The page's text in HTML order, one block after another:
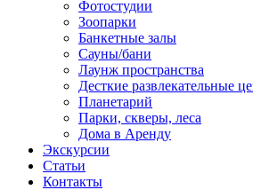
Фотостудии
Зоопарки
Банкетные залы
Сауны/бани
Лаунж пространства
Десткие развлекательные
Планетарий
Парки, скверы, леса
Дома в Аренду
Экскурсии
Статьи
Контакты